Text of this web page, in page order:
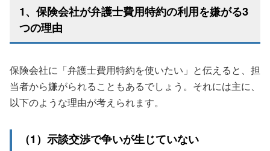
1、保険会社が弁護士費用特約の利用を嫌がる3
つの理由
保険会社に「弁護士費用特約を使いたい」と伝えると、担
当者から嫌がられることもあるでしょう。それには主に、
以下のような理由が考えられます。
（1）示談交渉で争いが生じていない